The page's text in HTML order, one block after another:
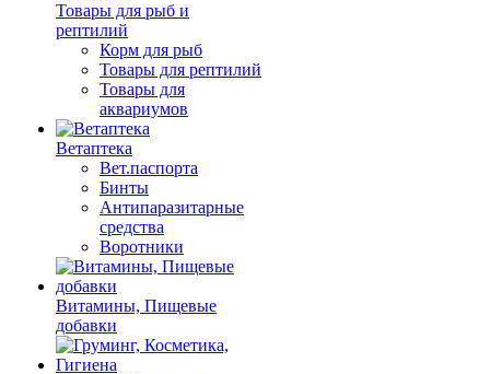
Товары для рыб и
рептилий
Корм для рыб
Товары для рептилий
Товары для
аквариумов
Ветаптека
Вет.паспорта
Бинты
Антипаразитарные
средства
Воротники
Витамины, Пищевые
добавки